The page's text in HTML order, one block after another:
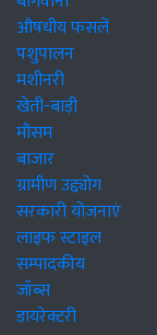
औषधीय फसलें
पशुपालन
मशीनरी
खेती-बाड़ी
मौसम
बाजार
ग्रामीण उद्द्योग
सरकारी योजनाएं
लाइफ स्टाइल
सम्पादकीय
जॉब्स
डायरेक्टरी